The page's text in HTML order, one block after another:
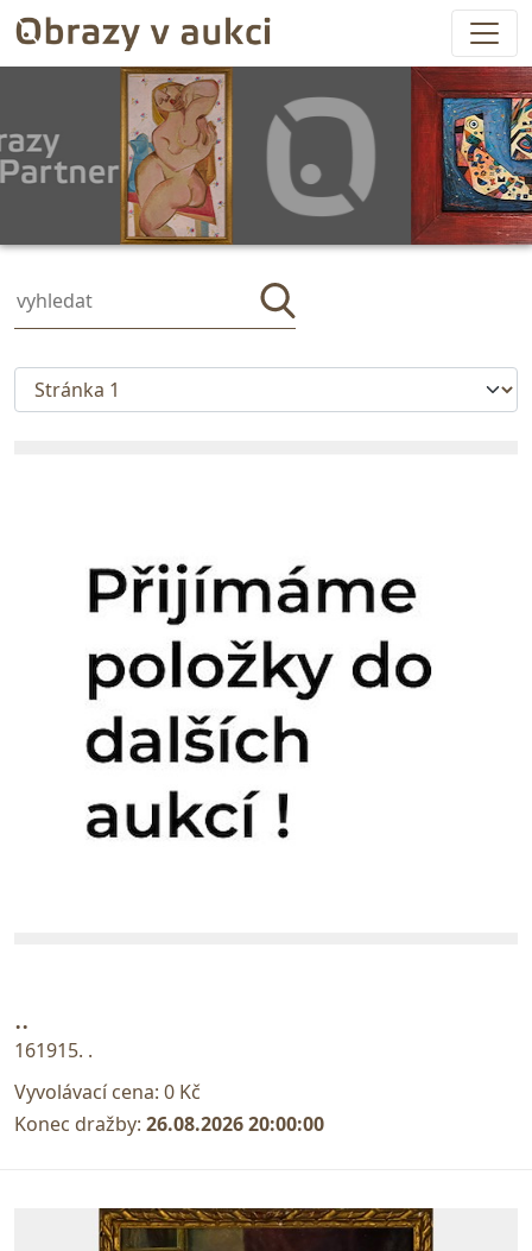
..
161915. .
Vyvolávací cena: 0 Kč
Konec dražby: 26.08.2026 20:00:00